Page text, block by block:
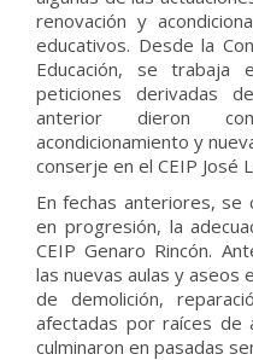
renovación y
educativos. Desde la
Educación, se trabaja
peticiones derivadas
anterior dieron
acondicionamiento y
conserje en el CEIP José
En fechas anteriores, se
en progresión, la
CEIP Genaro Rincón.
las nuevas aulas y aseos
de demolición,
afectadas por raíces de
culminaron en pasadas